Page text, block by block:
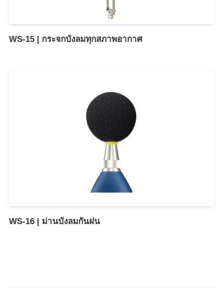
WS-15 | กระจกบังลมทุกสภาพอากาศ
WS-16 | ม่านบังลมกันฝน